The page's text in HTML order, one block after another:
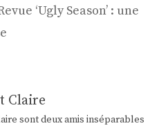
‘Ugly Season’ : une
Claire
sont deux amis inséparables